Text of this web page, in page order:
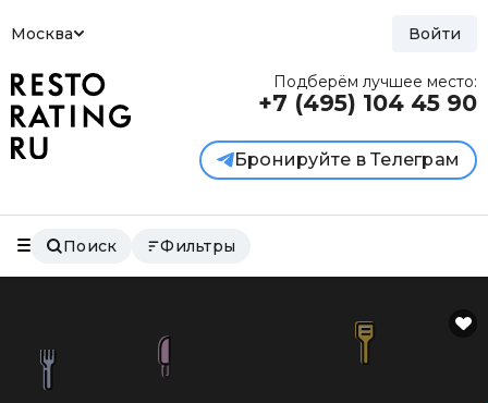
Москва Войти
Подберём лучшее место:
+7 (495) 104 45 90
Бронируйте в Телеграм
Поиск Фильтры